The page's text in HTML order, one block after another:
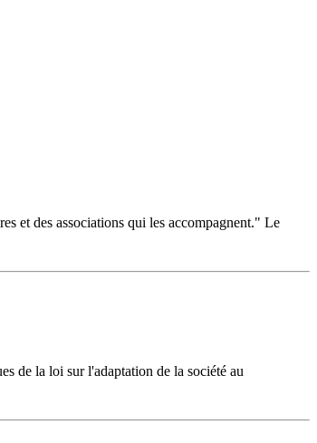
et des associations qui les accompagnent." Le
de la loi sur l'adaptation de la société au